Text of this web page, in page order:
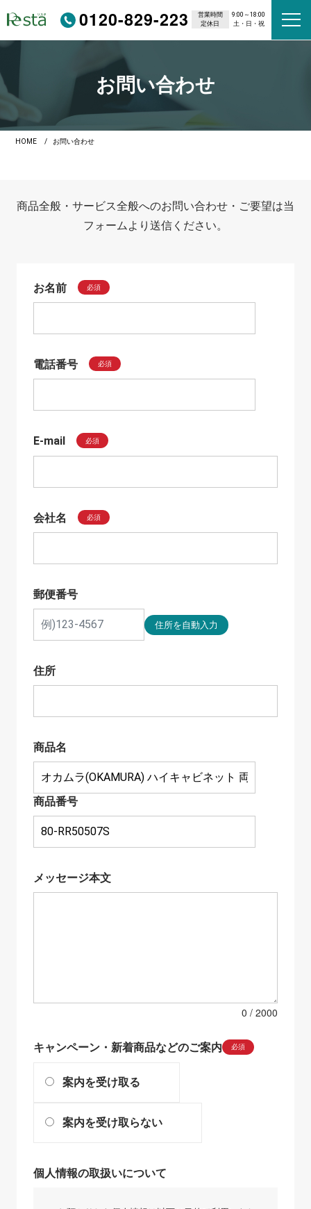
0120-829-223 営業時間
9:00～18:00
定休日
土・日・祝
お問い合わせ
HOME お問い合わせ
商品全般・サービス全般へのお問い合わせ・ご要望は当
フォームより送信ください。
お名前 必須
電話番号 必須
E-mail 必須
会社名 必須
郵便番号
住所
商品名
商品番号
メッセージ本文
0
キャンペーン・新着商品などのご案内 必須
案内を受け取る
案内を受け取らない
個人情報の取扱いについて